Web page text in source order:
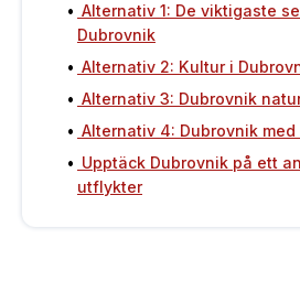
Alternativ 1: De viktigaste
Dubrovnik
Alternativ 2: Kultur i
Alternativ 3: Dubrovnik
Alternativ 4: Dubrovnik
Upptäck Dubrovnik på ett
utflykter